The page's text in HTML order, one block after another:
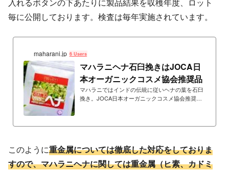
毎に公開しております。検査は毎年実施されています。
maharani.jp 6 Users
マハラニヘナ石臼挽きはJOCA日
本オーガニックコスメ協会推奨品
マハラニではインドの伝統に従いヘナの葉を石臼
挽き。JOCA日本オーガニックコスメ協会推奨
このように重金属については徹底した対応をしておりま
すので、マハラニヘナに関しては重金属（ヒ素、カドミ